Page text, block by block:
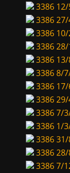
3386
3386
3386
3386
3386
33868/
3386
3386
33867/
3386 1/
3386
3386
33867/